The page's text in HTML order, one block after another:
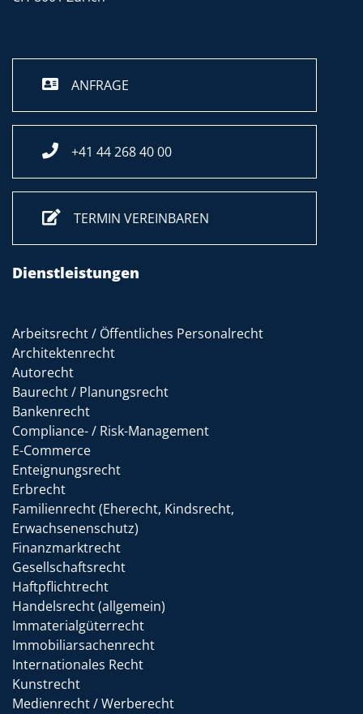
ANFRAGE
+41 44 268 40 00
TERMIN VEREINBAREN
Dienstleistungen
Arbeitsrecht / Öffentliches Personalrecht
Architektenrecht
Autorecht
Baurecht / Planungsrecht
Bankenrecht
Compliance- / Risk-Management
E-Commerce
Enteignungsrecht
Erbrecht
Familienrecht (Eherecht, Kindsrecht,
Erwachsenenschutz)
Finanzmarktrecht
Gesellschaftsrecht
Haftpflichtrecht
Handelsrecht (allgemein)
Immaterialgüterrecht
Immobiliarsachenrecht
Internationales Recht
Kunstrecht
Medienrecht / Werberecht